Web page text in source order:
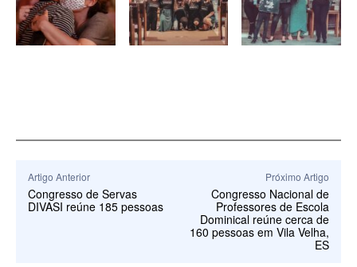
Artigo Anterior
Congresso de Servas
DIVASI reúne 185 pessoas
Próximo Artigo
Congresso Nacional de
Professores de Escola
Dominical reúne cerca de
160 pessoas em Vila Velha,
ES